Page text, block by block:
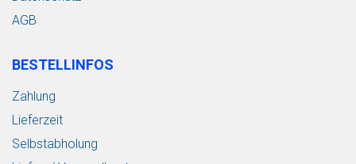
AGB
BESTELLINFOS
Zahlung
Lieferzeit
Selbstabholung